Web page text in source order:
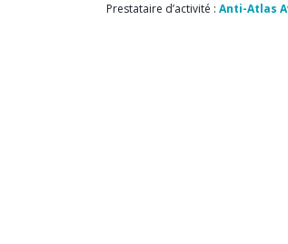
Prestataire d’activité : Anti-Atlas